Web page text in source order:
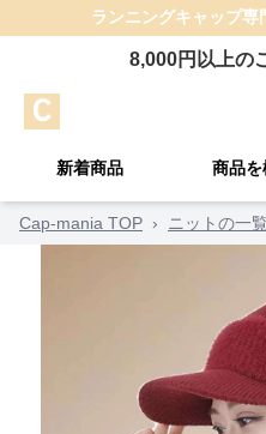
ランニングキャップ専
8,000円以上の
新着商品 商品を
Cap-mania TOP › ニットの一覧